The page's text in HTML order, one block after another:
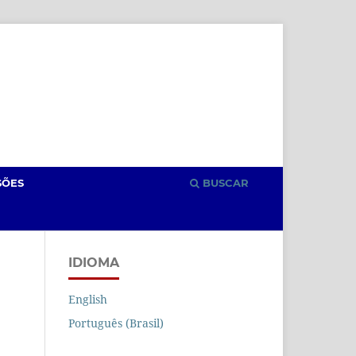
BUSCAR
IDIOMA
English
Português (Brasil)